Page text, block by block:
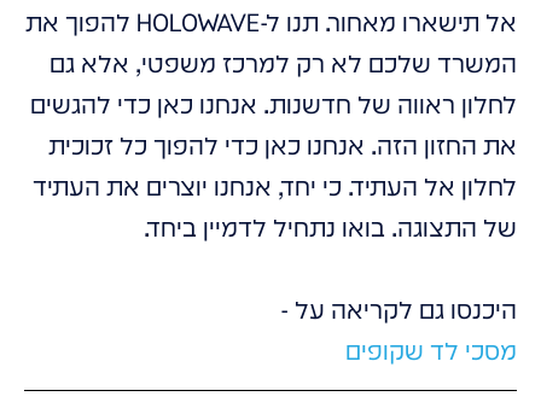
אל תישארו מאחור. תנו ל-HOLOWAVE להפוך את
המשרד שלכם לא רק למרכז משפטי, אלא גם
לחלון ראווה של חדשנות. אנחנו כאן כדי להגשים
את החזון הזה. אנחנו כאן כדי להפוך כל זכוכית
לחלון אל העתיד. כי יחד, אנחנו יוצרים את העתיד
של התצוגה. בואו נתחיל לדמיין ביחד.
היכנסו גם לקריאה על -
מסכי לד שקופים